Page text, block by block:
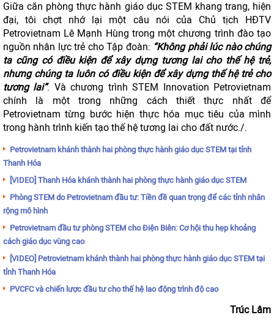
Giữa căn phòng thực hành giáo dục STEM khang trang, hiện
đại, tôi chợt nhớ lại một câu nói của Chủ tịch HĐTV
Petrovietnam Lê Mạnh Hùng trong một chương trình đào tạo
nguồn nhân lực trẻ cho Tập đoàn: “Không phải lúc nào chúng
ta cũng có điều kiện để xây dựng tương lai cho thế hệ trẻ,
nhưng chúng ta luôn có điều kiện để xây dựng thế hệ trẻ cho
tương lai”. Và chương trình STEM Innovation Petrovietnam
chính là một trong những cách thiết thực nhất để
Petrovietnam từng bước hiện thực hóa mục tiêu của mình
trong hành trình kiến tạo thế hệ tương lai cho đất nước./.
Petrovietnam khánh thành hai phòng thực hành giáo dục STEM tại tỉnh
Thanh Hóa
[VIDEO] Thanh Hóa khánh thành hai phòng thực hành giáo dục STEM
Phòng STEM do Petrovietnam đầu tư: Tiền đề quan trọng để các tỉnh nhân
rộng mô hình
Petrovietnam đầu tư phòng STEM cho Điện Biên: Cơ hội thu hẹp khoảng
cách giáo dục vùng cao
[VIDEO] Petrovietnam khánh thành hai phòng thực hành giáo dục STEM tại
tỉnh Thanh Hóa
PVCFC và chiến lược đầu tư cho thế hệ lao động trình độ cao
Trúc Lâm